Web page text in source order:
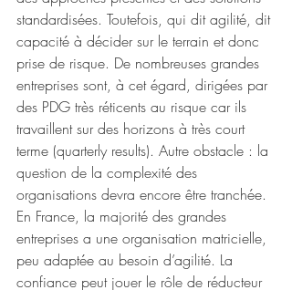
standardisées. Toutefois, qui dit agilité, dit
capacité à décider sur le terrain et donc
prise de risque. De nombreuses grandes
entreprises sont, à cet égard, dirigées par
des PDG très réticents au risque car ils
travaillent sur des horizons à très court
terme (quarterly results). Autre obstacle : la
question de la complexité des
organisations devra encore être tranchée.
En France, la majorité des grandes
entreprises a une organisation matricielle,
peu adaptée au besoin d’agilité. La
confiance peut jouer le rôle de réducteur